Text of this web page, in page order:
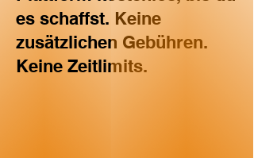
es schaffst. Keine
zusätzlichen Gebühren.
Keine Zeitlimits.